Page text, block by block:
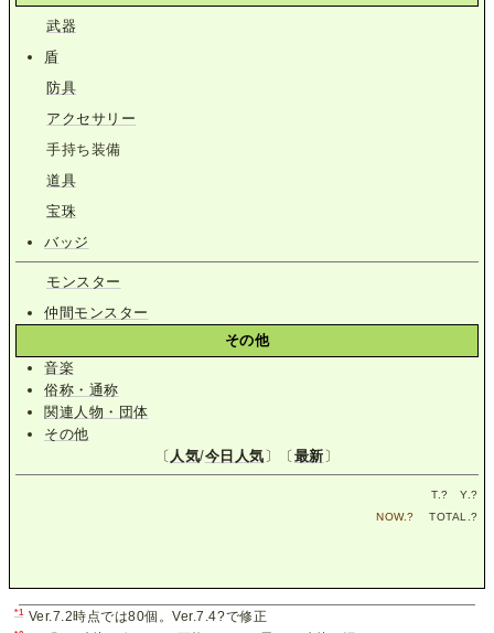
武器
盾
防具
アクセサリー
手持ち装備
道具
宝珠
バッジ
モンスター
仲間モンスター
その他
音楽
俗称・通称
関連人物・団体
その他
〔 人気/今日人気 〕〔 最新 〕
T.? Y.?
NOW.? TOTAL.?
*1 Ver.7.2時点では80個。Ver.7.4?で修正